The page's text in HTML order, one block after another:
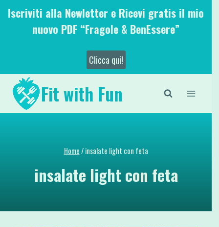
SaltaIscriviti alla Newletter e Ricevi gratis il mio
nuovo PDF “Fragole & BenEssere”
Clicca qui!
Fit with Fun
Home/ insalate light con feta
insalate light con feta